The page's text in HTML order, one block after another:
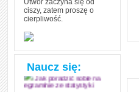
Utwór zaczyna się od
ciszy, zatem proszę o
cierpliwość.
Naucz się:
Jak stworzyć fenomen
egzamin? Poznaj metody
mistrzów
Jak poradzić sobie na
egzaminie ze statystyki